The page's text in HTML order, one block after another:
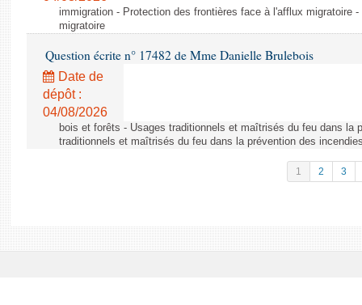
immigration - Protection des frontières face à l'afflux migratoire
migratoire
Question écrite n° 17482 de Mme Danielle Brulebois
Date de
dépôt :
04/08/2026
bois et forêts - Usages traditionnels et maîtrisés du feu dans la
traditionnels et maîtrisés du feu dans la prévention des
1 2 3